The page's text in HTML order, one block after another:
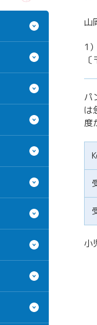
山
1
パ
は
度
小